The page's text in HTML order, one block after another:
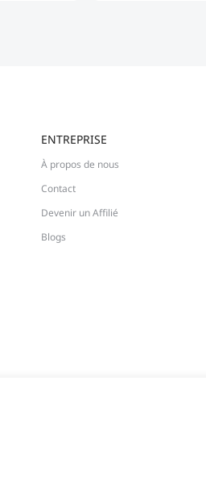
ENTREPRISE
À propos de nous
Contact
Devenir un Affilié
Blogs